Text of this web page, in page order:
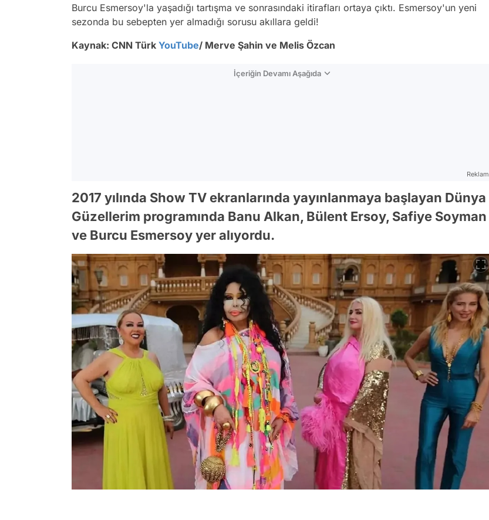
Burcu Esmersoy'la yaşadığı tartışma ve sonrasındaki itirafları ortaya çıktı. Esmersoy'un yeni
sezonda bu sebepten yer almadığı sorusu akıllara geldi!
Kaynak: CNN Türk YouTube/ Merve Şahin ve Melis Özcan
İçeriğin Devamı Aşağıda
Reklam
2017 yılında Show TV ekranlarında yayınlanmaya başlayan Dünya
Güzellerim programında Banu Alkan, Bülent Ersoy, Safiye Soyman
ve Burcu Esmersoy yer alıyordu.